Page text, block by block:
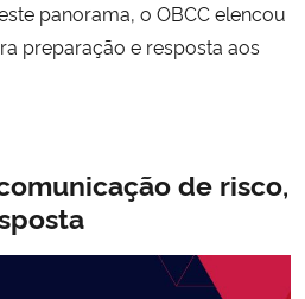
panorama, o OBCC elencou
preparação e resposta aos
de risco,